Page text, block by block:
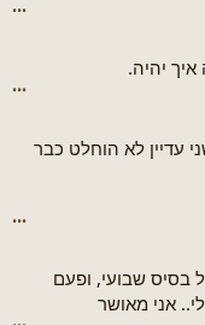
•••
יהיה.
•••
עדיין לא הוחלט כבר
•••
על בסיס שבועי, ופעם
אני מאושר